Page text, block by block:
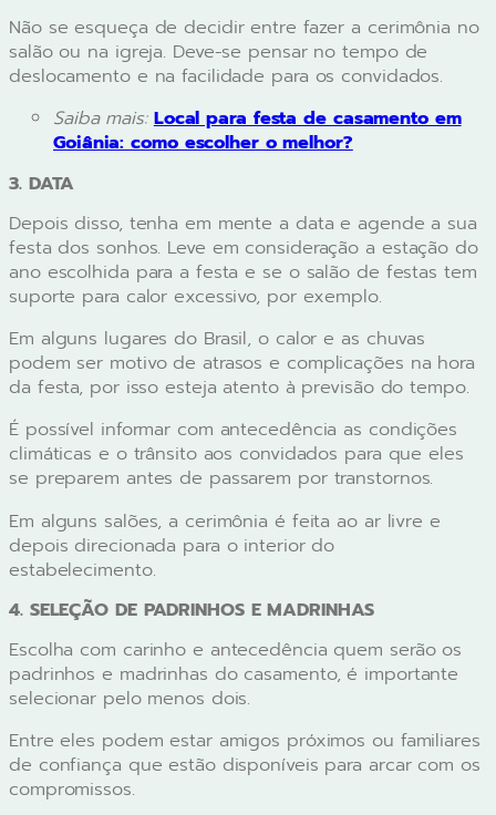
Não se esqueça de decidir entre fazer a cerimônia no
salão ou na igreja. Deve-se pensar no tempo de
deslocamento e na facilidade para os convidados.
Saiba mais:Local para festa de casamento em
Goiânia: como escolher o melhor?
3. DATA
Depois disso, tenha em mente a data e agende a sua
festa dos sonhos. Leve em consideração a estação do
ano escolhida para a festa e se o salão de festas tem
suporte para calor excessivo, por exemplo.
Em alguns lugares do Brasil, o calor e as chuvas
podem ser motivo de atrasos e complicações na hora
da festa, por isso esteja atento à previsão do tempo.
É possível informar com antecedência as condições
climáticas e o trânsito aos convidados para que eles
se preparem antes de passarem por transtornos.
Em alguns salões, a cerimônia é feita ao ar livre e
depois direcionada para o interior do
estabelecimento.
4. SELEÇÃO DE PADRINHOS E MADRINHAS
Escolha com carinho e antecedência quem serão os
padrinhos e madrinhas do casamento, é importante
selecionar pelo menos dois.
Entre eles podem estar amigos próximos ou familiares
de confiança que estão disponíveis para arcar com os
compromissos.